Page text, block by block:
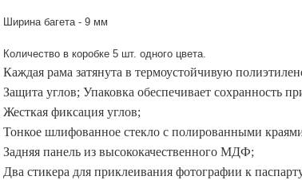
Ширина багета - 9 мм
Количество в коробке 5 шт. одного цвета.
Каждая рама затянута в термоустойчивую
Защита углов; Упаковка обеспечивает сохранность
Жесткая фиксация углов;
Тонкое шлифованное стекло с полированными
Задняя панель из высококачественного МДФ;
Два стикера для приклеивания фотографии к